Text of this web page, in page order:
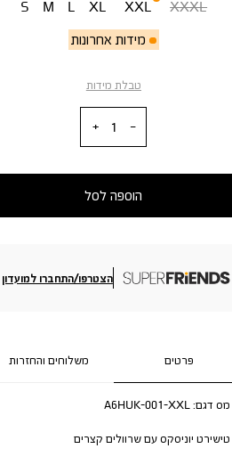
S M L XL
XXL
מידות אחרונות
XXXL
טבלת מידות
הוספה לסל
הצטרפו/התחברו למועדון
פרטים משלוחים והחזרות
מס דגם:A6HUK-001-XXL
טישירט יוניסקס עם שרוולים קצרים